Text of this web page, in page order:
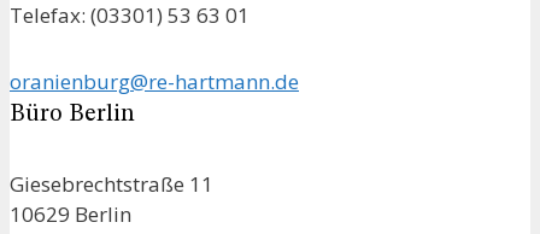
Telefax: (03301) 53 63 01
oranienburg@re-hartmann.de
Büro Berlin
Giesebrechtstraße 11
10629 Berlin